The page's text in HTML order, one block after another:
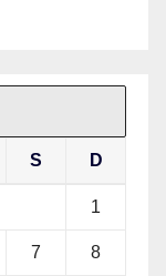
S D
1
7 8